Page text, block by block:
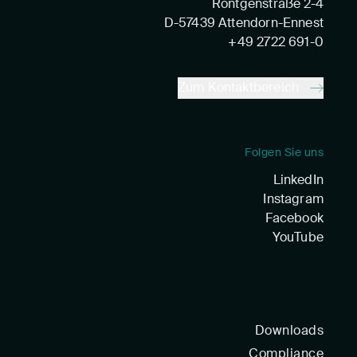
Röntgenstraße 2-4
D-57439 Attendorn-Ennest
+49 2722 691-0
Folgen Sie uns
LinkedIn
Instagram
Facebook
YouTube
Downloads
Compliance